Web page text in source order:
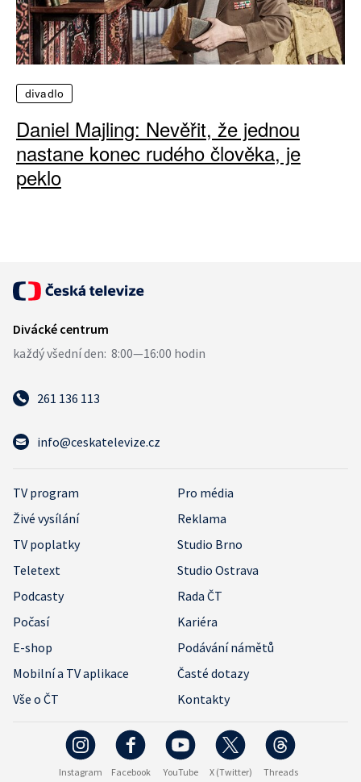
divadlo
Daniel Majling: Nevěřit, že jednou
nastane konec rudého člověka, je
peklo
261 136 113
info@ceskatelevize.cz
TV program
Pro média
Živé vysílání
Reklama
TV poplatky
Studio Brno
Teletext
Studio Ostrava
Podcasty
Rada ČT
Počasí
Kariéra
E-shop
Podávání námětů
Mobilní a TV aplikace
Časté dotazy
Vše o ČT
Kontakty
Instagram Facebook YouTube X (Twitter) Threads